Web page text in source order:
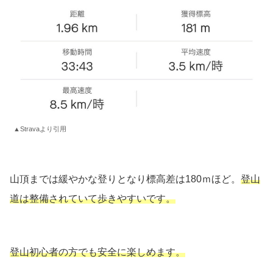
▲Stravaより引用
山頂までは緩やかな登りとなり標高差は180ｍほど。 登山
道は整備されていて歩きやすいです。
登山初心者の方でも安全に楽しめます。